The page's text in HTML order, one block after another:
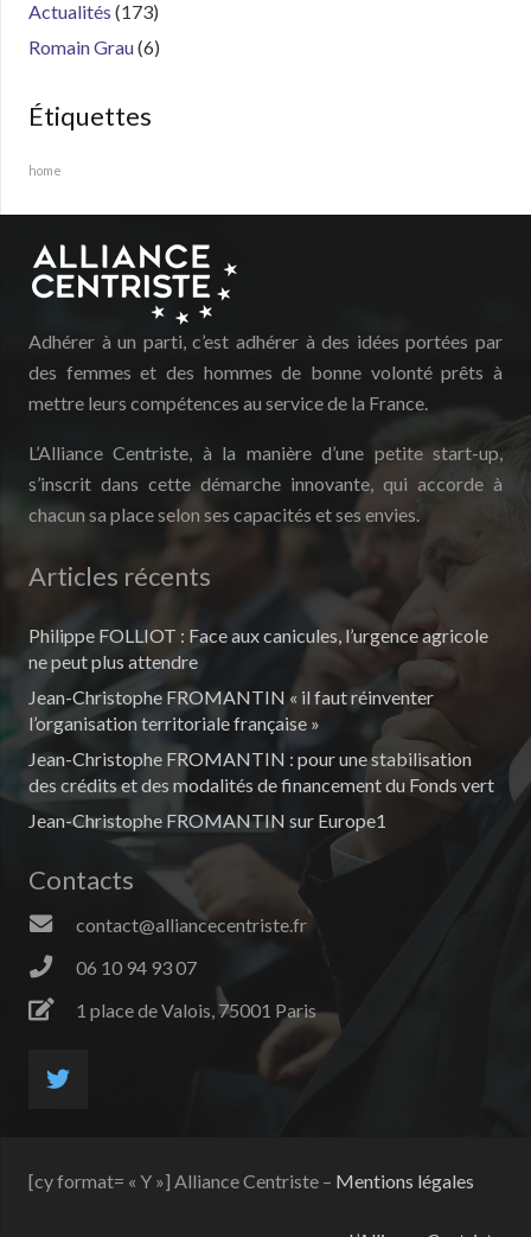
Actualités (173)
Romain Grau(6)
Étiquettes
home
Adhérer à un parti, c’est adhérer à des idées portées par
des femmes et des hommes de bonne volonté prêts à
mettre leurs compétences au service de la France.
L’Alliance Centriste, à la manière d’une petite start-up,
s’inscrit dans cette démarche innovante, qui accorde à
chacun sa place selon ses capacités et ses envies.
Articles récents
Philippe FOLLIOT : Face aux canicules, l’urgence agricole
ne peut plus attendre
Jean-Christophe FROMANTIN « il faut réinventer
l’organisation territoriale française »
Jean-Christophe FROMANTIN : pour une stabilisation
des crédits et des modalités de financement du Fonds vert
Jean-Christophe FROMANTIN sur Europe1
Contacts
contact@alliancecentriste.fr
06 10 94 93 07
1 place de Valois, 75001 Paris
[cy format= « Y »] Alliance Centriste – Mentions légales